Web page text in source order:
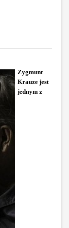
Zygmunt
Krauze jest
jednym z